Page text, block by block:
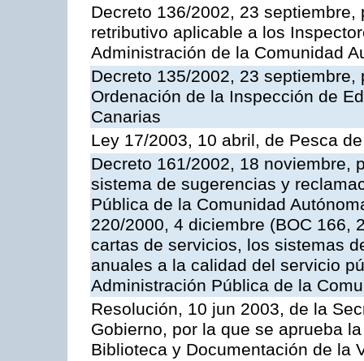
Decreto 136/2002, 23
retributivo aplicable a los
Administración de la Comunidad
Decreto 135/2002, 23
Ordenación de la Inspección de
Canarias
Ley 17/2003, 10 abril, de Pesca
Decreto 161/2002, 18 noviembre,
sistema de sugerencias y
Pública de la Comunidad
220/2000, 4 diciembre (BOC 166,
cartas de servicios, los sistemas
anuales a la calidad del servicio
Administración Pública de la
Resolución, 10 jun 2003, de la
Gobierno, por la que se aprueba
Biblioteca y Documentación de la